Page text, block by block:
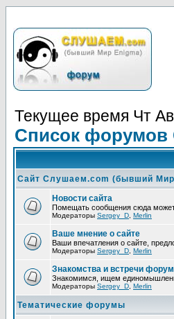
Текущее время Чт
Список форумов
Сайт Слушаем.com (бывший Мир
Новости сайта
Помещать сообщения сюда
Модераторы Sergey_D Merlin
Ваше мнение о сайте
Ваши впечатления о сайте,
Модераторы Sergey_D Merlin
Знакомства и встречи
Знакомимся, ищем
Модераторы Sergey_D Merlin
Тематические форумы